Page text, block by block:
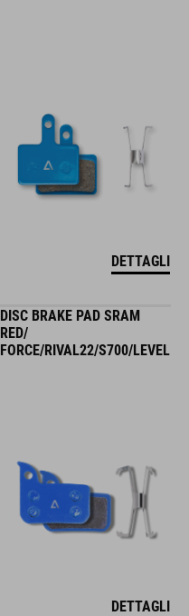
DETTAGLI
DISC BRAKE PAD SRAM
RED/
FORCE/RIVAL22/S700/LEVEL
DETTAGLI